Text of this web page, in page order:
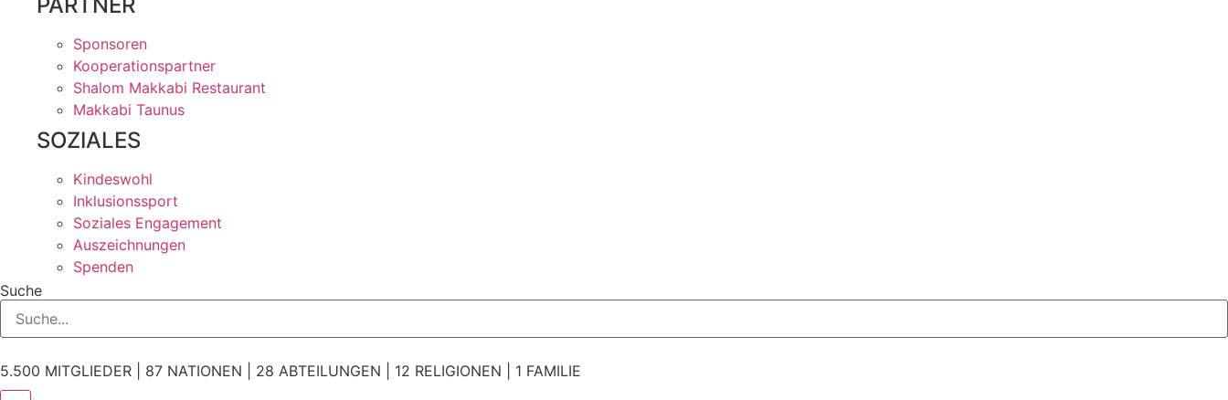
Sponsoren
Kooperationspartner
Shalom Makkabi Restaurant
Makkabi Taunus
SOZIALES
Kindeswohl
Inklusionssport
Soziales Engagement
Auszeichnungen
Spenden
Suche
5.500 MITGLIEDER | 87 NATIONEN | 28 ABTEILUNGEN | 12 RELIGIONEN | 1 FAMILIE